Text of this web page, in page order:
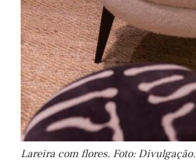
Lareira com flores. Foto: Divulgação.